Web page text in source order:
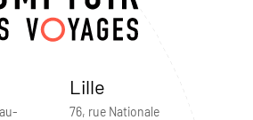
Lille
76, rue Nationale